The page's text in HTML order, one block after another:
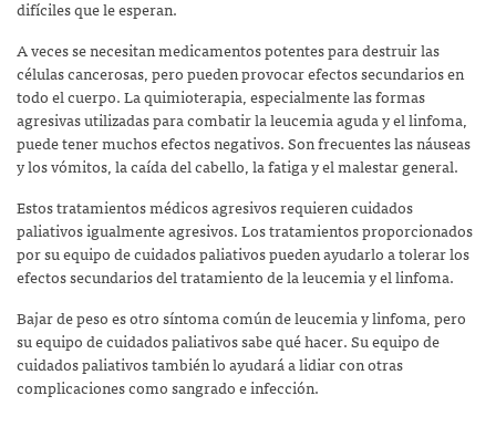
difíciles que le esperan.
A veces se necesitan medicamentos potentes para destruir las
células cancerosas, pero pueden provocar efectos secundarios en
todo el cuerpo. La quimioterapia, especialmente las formas
agresivas utilizadas para combatir la leucemia aguda y el linfoma,
puede tener muchos efectos negativos. Son frecuentes las náuseas
y los vómitos, la caída del cabello, la fatiga y el malestar general.
Estos tratamientos médicos agresivos requieren cuidados
paliativos igualmente agresivos. Los tratamientos proporcionados
por su equipo de cuidados paliativos pueden ayudarlo a tolerar los
efectos secundarios del tratamiento de la leucemia y el linfoma.
Bajar de peso es otro síntoma común de leucemia y linfoma, pero
su equipo de cuidados paliativos sabe qué hacer. Su equipo de
cuidados paliativos también lo ayudará a lidiar con otras
complicaciones como sangrado e infección.